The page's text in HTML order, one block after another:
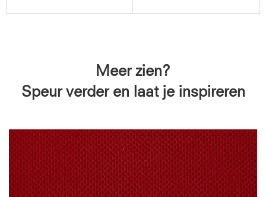
Meer zien?
Speur verder en laat je inspireren